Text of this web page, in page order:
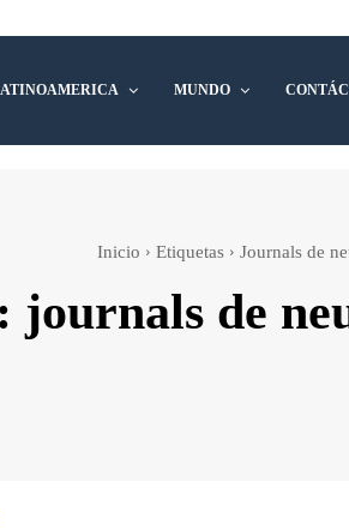
MUNDO
Inicio Etiquetas Journals de
journals de